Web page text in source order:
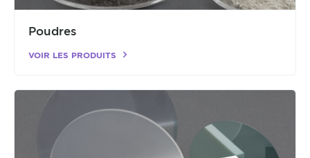
Poudres
VOIR LES PRODUITS